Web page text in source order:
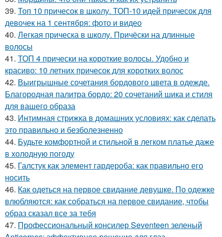
39. Топ 10 причесок в школу. ТОП-10 идей причесок для
девочек на 1 сентября: фото и видео
40. Легкая прическа в школу. Причёски на длинные
волосы
41. ТОП 4 прически на короткие волосы. Удобно и
красиво: 10 летних причесок для коротких волос
42. Выигрышные сочетания бордового цвета в одежде.
Благородная палитра бордо: 20 сочетаний шика и стиля
для вашего образа
43. Интимная стрижка в домашних условиях: как сделать
это правильно и безболезненно
44. Будьте комфортной и стильной в легком платье даже
в холодную погоду
45. Галстук как элемент гардероба: как правильно его
носить
46. Как одеться на первое свидание девушке. По одежке
влюбляются: как собраться на первое свидание, чтобы
образ сказал все за тебя
47. Профессиональный консилер Seventeen зеленый